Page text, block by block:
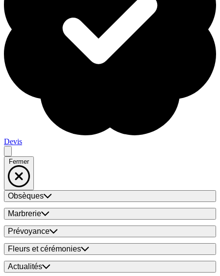
Devis
Fermer
Obsèques
Marbrerie
Prévoyance
Fleurs et cérémonies
Actualités